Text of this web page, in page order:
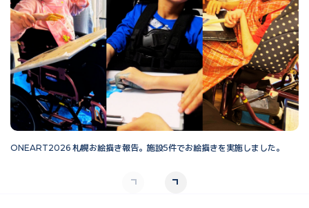
ONEART2026 札幌お絵描き報告。施設5件でお絵描きを実施しました。